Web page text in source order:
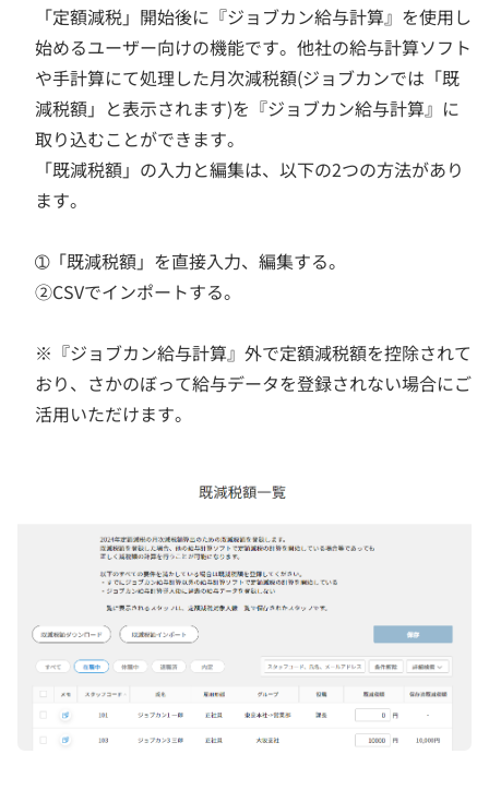
「定額減税」開始後に『ジョブカン給与計算』を使用し
始めるユーザー向けの機能です。他社の給与計算ソフト
や手計算にて処理した月次減税額(ジョブカンでは「既
減税額」と表示されます)を『ジョブカン給与計算』に
取り込むことができます。
「既減税額」の入力と編集は、以下の2つの方法があり
ます。
➀「既減税額」を直接入力、編集する。
②CSVでインポートする。
※『ジョブカン給与計算』外で定額減税額を控除されて
おり、さかのぼって給与データを登録されない場合にご
活用いただけます。